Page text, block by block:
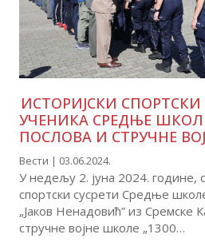
ИСТОРИЈСКИ СПОРТСКИ
УЧЕНИКА СРЕДЊЕ
ПОСЛОВА И СТРУЧНЕ
Вести | 03.06.2024.
У недељу 2. јуна 2024. године,
спортски сусрети Средње
„Јаков Ненадовић” из
стручне војне школе „1300…